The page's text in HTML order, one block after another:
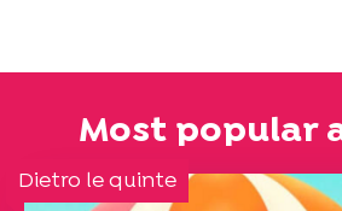
Most popular
Dietro le quinte